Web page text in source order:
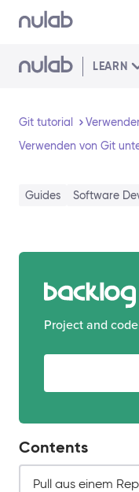
Skip to main content
LEARN
Git tutorial
Verwenden von Git
Guides Software
Project and
Contents
Pull aus einem